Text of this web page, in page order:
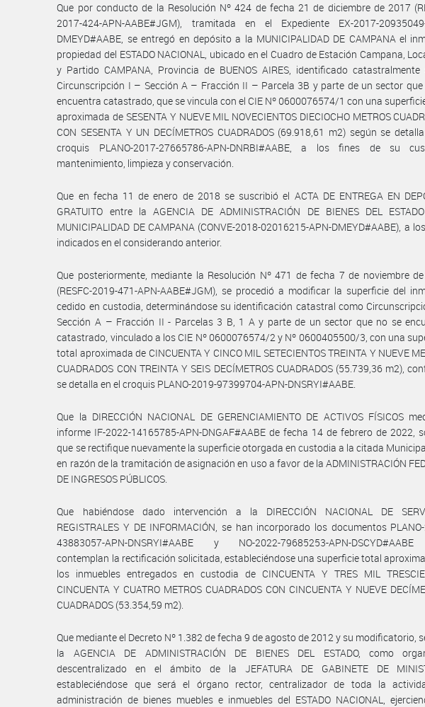
Que por conducto de la Resolución Nº 424 de fecha 21 de diciembre de 2017
2017-424-APN-AABE#JGM), tramitada en el Expediente EX-2017-
DMEYD#AABE, se entregó en depósito a la MUNICIPALIDAD DE CAMPANA el
propiedad del ESTADO NACIONAL, ubicado en el Cuadro de Estación Campana,
y Partido CAMPANA, Provincia de BUENOS AIRES, identificado catastralmente
Circunscripción I – Sección A – Fracción II – Parcela 3B y parte de un sector que
encuentra catastrado, que se vincula con el CIE Nº 0600076574/1 con una
aproximada de SESENTA Y NUEVE MIL NOVECIENTOS DIECIOCHO METROS
CON SESENTA Y UN DECÍMETROS CUADRADOS (69.918,61 m2) según se
croquis PLANO-2017-27665786-APN-DNRBI#AABE, a los fines de su
mantenimiento, limpieza y conservación.
Que en fecha 11 de enero de 2018 se suscribió el ACTA DE ENTREGA EN
GRATUITO entre la AGENCIA DE ADMINISTRACIÓN DE BIENES DEL
MUNICIPALIDAD DE CAMPANA (CONVE-2018-02016215-APN-DMEYD#AABE), a
indicados en el considerando anterior.
Que posteriormente, mediante la Resolución Nº 471 de fecha 7 de noviembre
(RESFC-2019-471-APN-AABE#JGM), se procedió a modificar la superficie del
cedido en custodia, determinándose su identificación catastral como
Sección A – Fracción II - Parcelas 3 B, 1 A y parte de un sector que no se
catastrado, vinculado a los CIE Nº 0600076574/2 y Nº 0600405500/3, con una
total aproximada de CINCUENTA Y CINCO MIL SETECIENTOS TREINTA Y NUEVE
CUADRADOS CON TREINTA Y SEIS DECÍMETROS CUADRADOS (55.739,36 m2),
se detalla en el croquis PLANO-2019-97399704-APN-DNSRYI#AABE.
Que la DIRECCIÓN NACIONAL DE GERENCIAMIENTO DE ACTIVOS FÍSICOS
informe IF-2022-14165785-APN-DNGAF#AABE de fecha 14 de febrero de 2022,
que se rectifique nuevamente la superficie otorgada en custodia a la citada
en razón de la tramitación de asignación en uso a favor de la ADMINISTRACIÓN
DE INGRESOS PÚBLICOS.
Que habiéndose dado intervención a la DIRECCIÓN NACIONAL DE
REGISTRALES Y DE INFORMACIÓN, se han incorporado los documentos
43883057-APN-DNSRYI#AABE y NO-2022-79685253-APN-
contemplan la rectificación solicitada, estableciéndose una superficie total
los inmuebles entregados en custodia de CINCUENTA Y TRES MIL
CINCUENTA Y CUATRO METROS CUADRADOS CON CINCUENTA Y NUEVE
CUADRADOS (53.354,59 m2).
Que mediante el Decreto Nº 1.382 de fecha 9 de agosto de 2012 y su modificatorio,
la AGENCIA DE ADMINISTRACIÓN DE BIENES DEL ESTADO, como
descentralizado en el ámbito de la JEFATURA DE GABINETE DE
estableciéndose que será el órgano rector, centralizador de toda la
administración de bienes muebles e inmuebles del ESTADO NACIONAL,